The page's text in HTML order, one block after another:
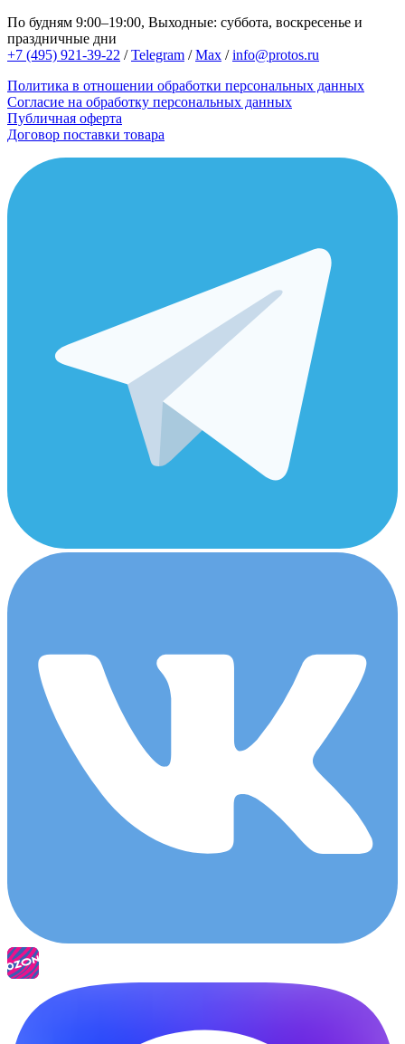
По будням 9:00–19:00, Выходные: суббота, воскресенье и
праздничные дни
+7 (495) 921-39-22 /Telegram /Max /info@protos.ru
Политика в отношении обработки персональных данных
Согласие на обработку персональных данных
Публичная оферта
Договор поставки товара